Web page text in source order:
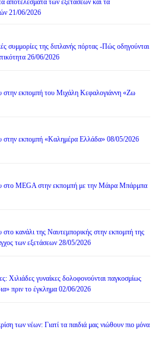
21/06/2026
συμμορίες της διπλανής πόρτας -Πώς οδηγούνται
26/06/2026
εκπομπή του Μιχάλη Κεφαλογιάννη «Ζω
εκπομπή «Καλημέρα Ελλάδα» 08/05/2026
MEGA στην εκπομπή με την Μάιρα Mπάρμπα
κανάλι της Ναυτεμπορικής στην εκπομπή της
των εξετάσεων 28/05/2026
Χιλιάδες γυναίκες δολοφονούνται παγκοσμίως
πριν το έγκλημα 02/06/2026
των νέων: Γιατί τα παιδιά μας νιώθουν πιο μόνα